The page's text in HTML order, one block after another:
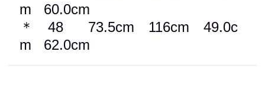
m 60.0cm
＊ 48 73.5cm 116cm 49.0c
m 62.0cm